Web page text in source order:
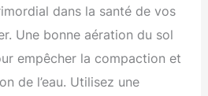
dans la santé de vos
Une bonne aération du sol
empêcher la compaction et
de l’eau. Utilisez une